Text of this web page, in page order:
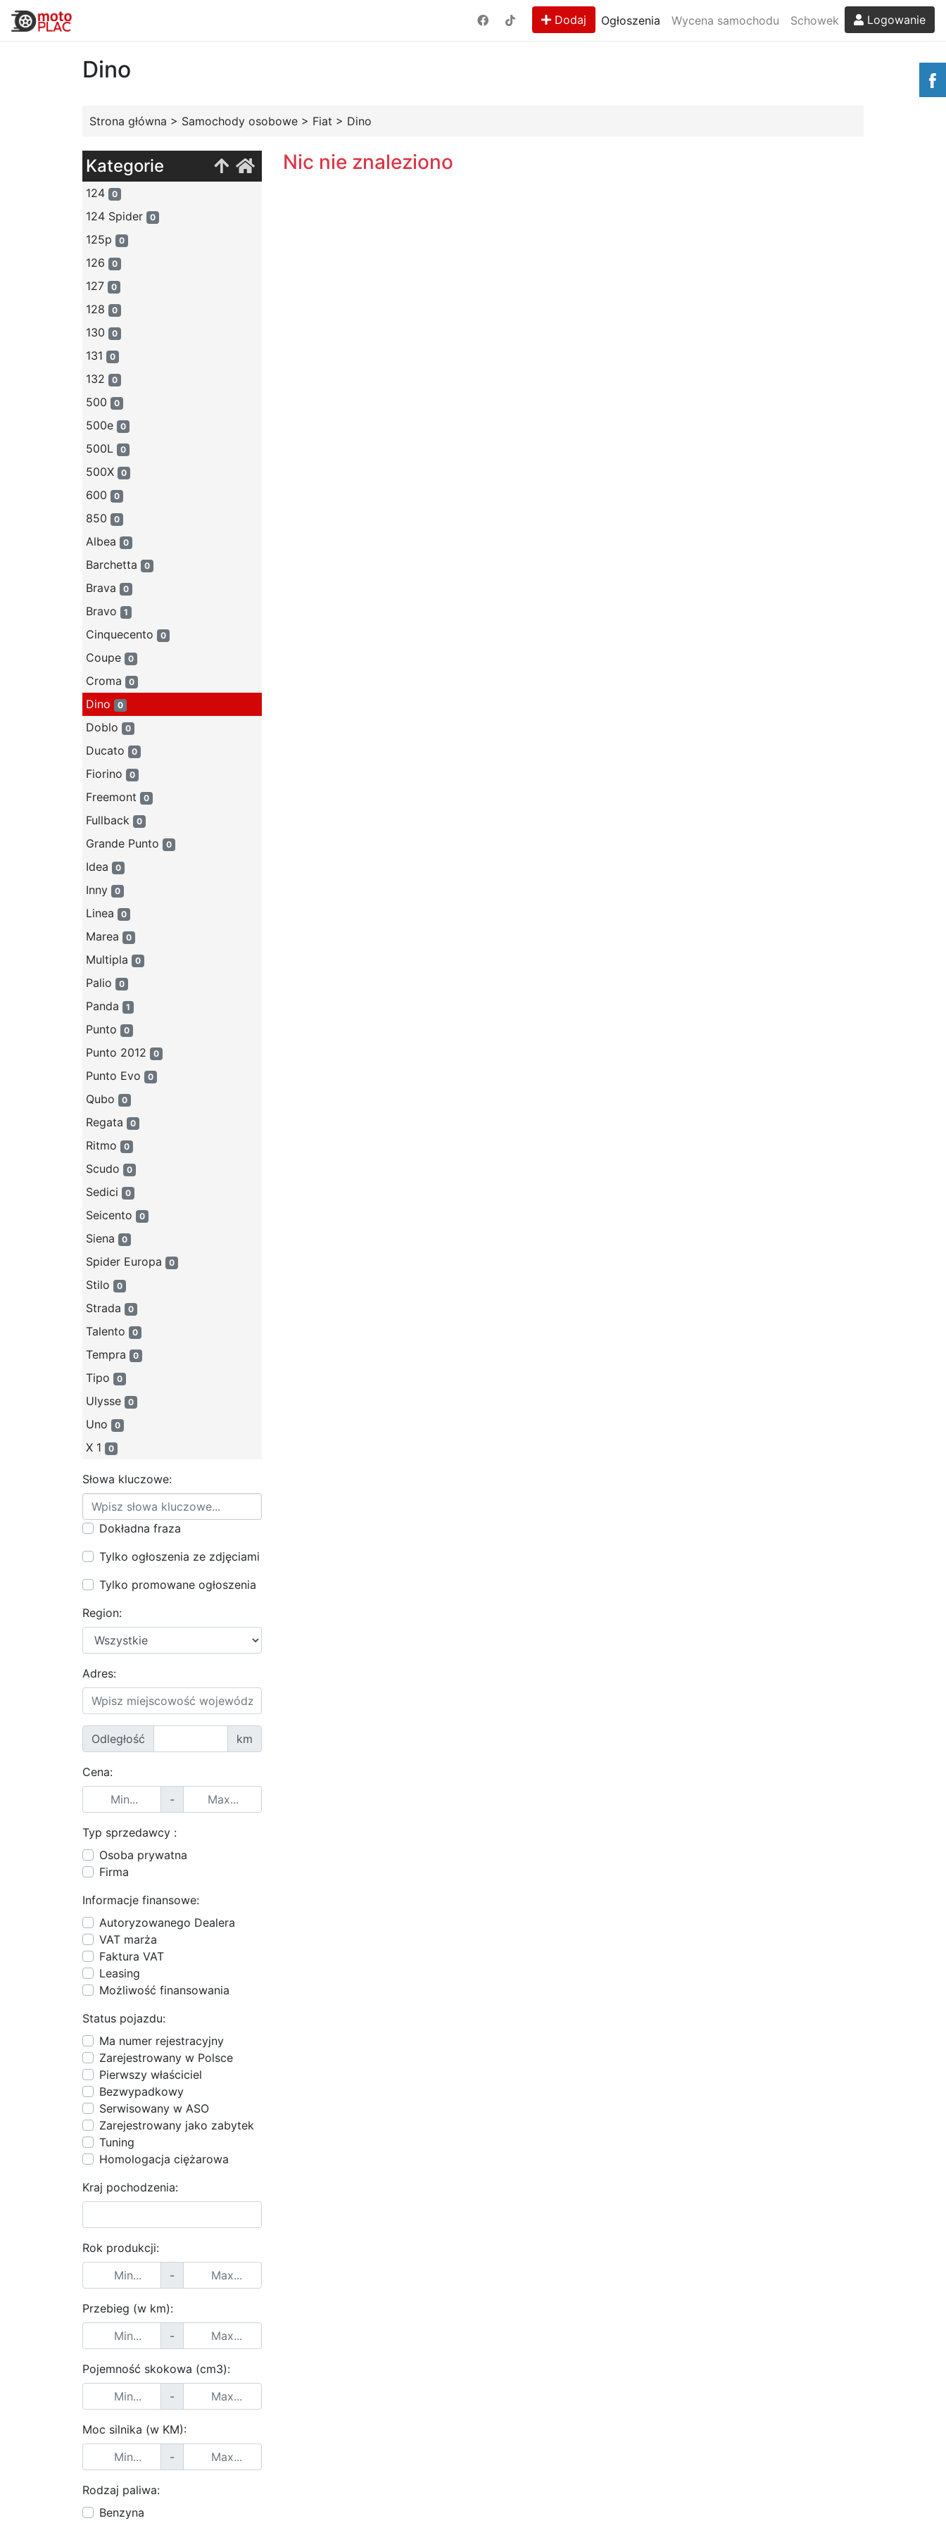
Dodaj Ogłoszenia Wycena samochodu Schowek Logowanie
Dino
Strona główna > Samochody osobowe > Fiat > Dino
Kategorie
124 0
124 Spider 0
125p 0
126 0
127 0
128 0
130 0
131 0
132 0
500 0
500e 0
500L 0
500X 0
600 0
850 0
Albea 0
Barchetta 0
Brava 0
Bravo 1
Cinquecento 0
Coupe 0
Croma 0
Dino 0
Doblo 0
Ducato 0
Fiorino 0
Freemont 0
Fullback 0
Grande Punto 0
Idea 0
Inny 0
Linea 0
Marea 0
Multipla 0
Palio 0
Panda 1
Punto 0
Punto 2012 0
Punto Evo 0
Qubo 0
Regata 0
Ritmo 0
Scudo 0
Sedici 0
Seicento 0
Siena 0
Spider Europa 0
Stilo 0
Strada 0
Talento 0
Tempra 0
Tipo 0
Ulysse 0
Uno 0
X 1 0
Słowa kluczowe:
Dokładna fraza
Tylko ogłoszenia ze zdjęciami
Tylko promowane ogłoszenia
Region:
Adres:
Odległość km
Cena:
-
Typ sprzedawcy :
Osoba prywatna
Firma
Informacje finansowe:
Autoryzowanego Dealera
VAT marża
Faktura VAT
Leasing
Możliwość finansowania
Status pojazdu:
Ma numer rejestracyjny
Zarejestrowany w Polsce
Pierwszy właściciel
Bezwypadkowy
Serwisowany w ASO
Zarejestrowany jako zabytek
Tuning
Homologacja ciężarowa
Kraj pochodzenia:
Rok produkcji:
-
Przebieg (w km):
-
Pojemność skokowa (cm3):
-
Moc silnika (w KM):
-
Rodzaj paliwa:
Benzyna
Nic nie znaleziono